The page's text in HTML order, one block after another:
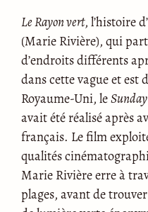
Le Rayon vert, l’histoire
(Marie Rivière), qui
d’endroits différents
dans cette vague et est
Royaume-Uni, le
avait été réalisé après
français. Le film
qualités
Marie Rivière erre à
plages, avant de